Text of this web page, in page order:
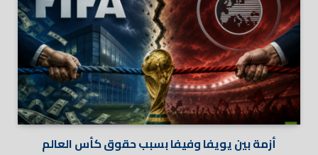
أزمة بين يويفا وفيفا بسبب حقوق كأس العالم